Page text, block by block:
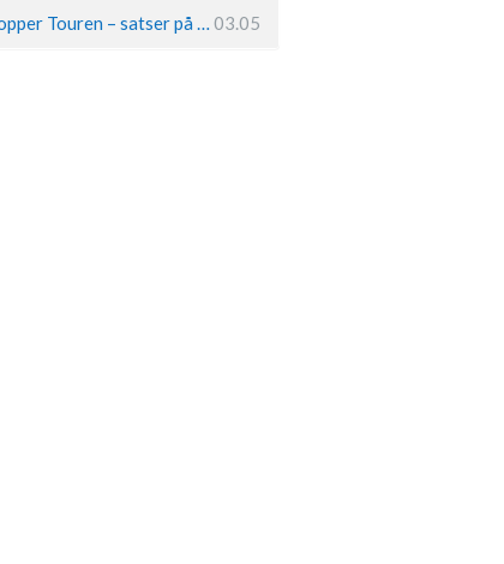
Remco Evenepoel dropper Touren – satser på OL og Vueltaen 03.05